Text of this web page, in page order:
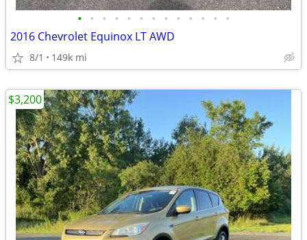
• • • • • • • • • • • • •
2016 Chevrolet Equinox LT AWD
8/1 149k mi
$3,200